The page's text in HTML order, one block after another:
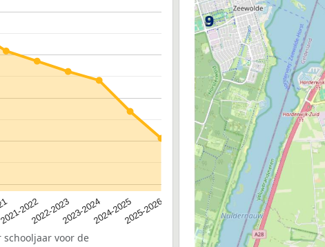
20222022-20232023-20242024-20252025-2026
voor de